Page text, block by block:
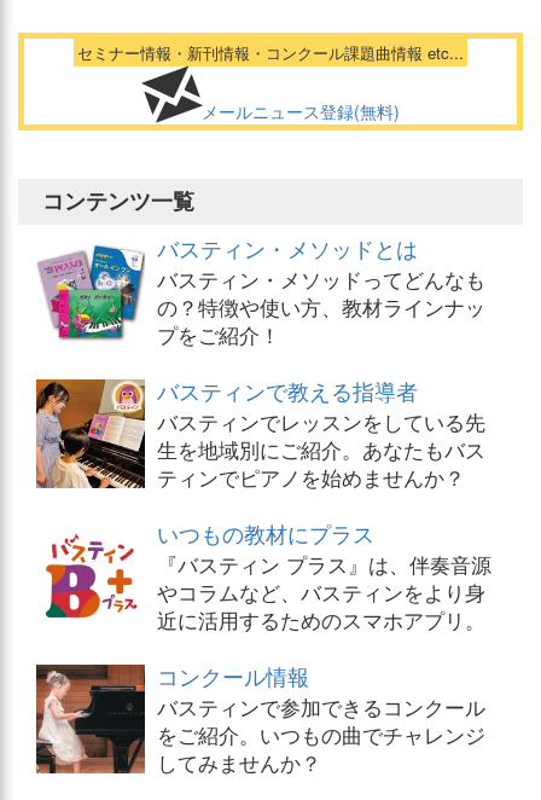
セミナー情報・新刊情報・コンクール課題曲情報 etc...
メールニュース登録(無料)
コンテンツ一覧
バスティン・メソッドとは
バスティン・メソッドってどんなも
の？特徴や使い方、教材ラインナッ
プをご紹介！
バスティンで教える指導者
バスティンでレッスンをしている先
生を地域別にご紹介。あなたもバス
ティンでピアノを始めませんか？
いつもの教材にプラス
『バスティン プラス』は、伴奏音源
やコラムなど、バスティンをより身
近に活用するためのスマホアプリ。
コンクール情報
バスティンで参加できるコンクール
をご紹介。いつもの曲でチャレンジ
してみませんか？